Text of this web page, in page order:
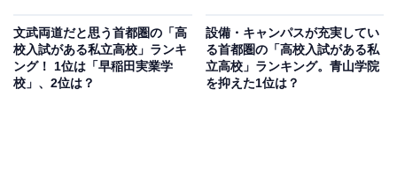
文武両道だと思う首都圏の「高
校入試がある私立高校」ランキ
ング！ 1位は「早稲田実業学
校」、2位は？
設備・キャンパスが充実してい
る首都圏の「高校入試がある私
立高校」ランキング。青山学院
を抑えた1位は？